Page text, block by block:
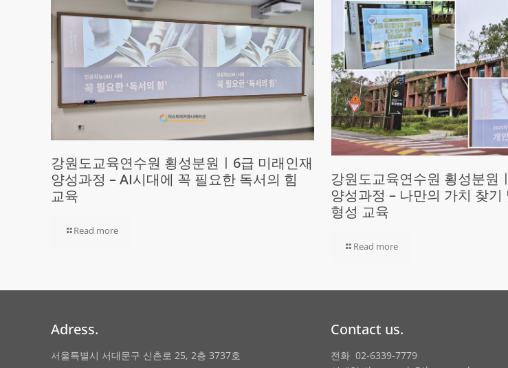
강원도교육연수원 횡성분원ㅣ6급 미래인재
양성과정 – AI시대에 꼭 필요한 독서의 힘
교육
Read more
강원도교육연수원 횡성분원
양성과정 – 나만의 가치 찾기
형성 교육
Read more
Adress.
서울특별시 서대문구 신촌로 25, 2층 3737호
Contact us.
전화 02-6339-7779